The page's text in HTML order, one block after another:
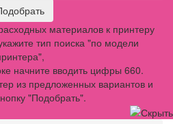
материалов к принтеру
тип поиска "по модели
начните вводить цифры 660.
из предложенных вариантов и
"Подобрать".